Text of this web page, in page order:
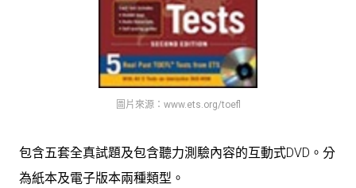
圖片來源：www.ets.org/toefl
包含五套全真試題及包含聽力測驗內容的互動式DVD。分
為紙本及電子版本兩種類型。